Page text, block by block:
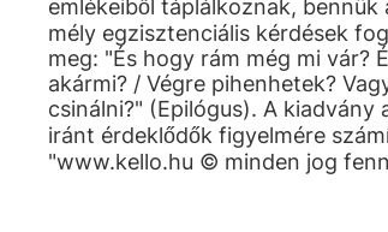
emlékeiből táplálkoznak, bennük
mély egzisztenciális kérdések
meg: "És hogy rám még mi vár?
akármi? / Végre pihenhetek?
csinálni?" (Epilógus). A kiadvány
iránt érdeklődők figyelmére
"www.kello.hu © minden jog